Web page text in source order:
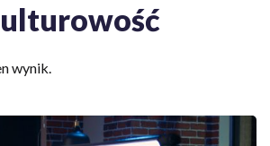
wynik.